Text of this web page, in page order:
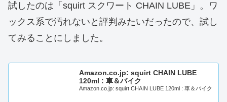
試したのは「squirt スクワート CHAIN LUBE」。ワ
ックス系で汚れないと評判みたいだったので、試し
てみることにしました。
Amazon.co.jp: squirt CHAIN LUBE
120ml : 車＆バイク
Amazon.co.jp: squirt CHAIN LUBE 120ml : 車＆バイク